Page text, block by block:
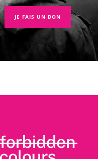
JE FAIS UN DON